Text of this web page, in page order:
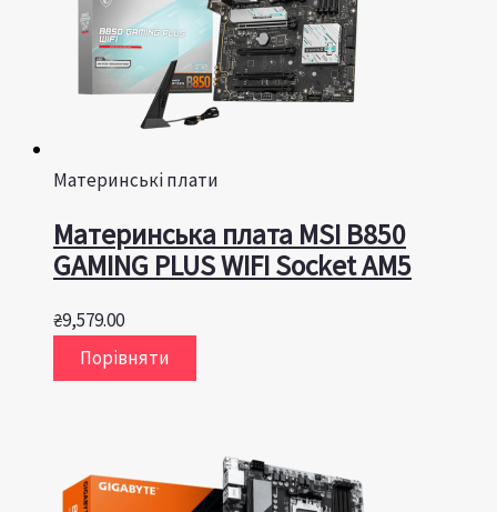
Материнські плати
Материнська плата MSI B850
GAMING PLUS WIFI Socket AM5
₴9,579.00
Порівняти